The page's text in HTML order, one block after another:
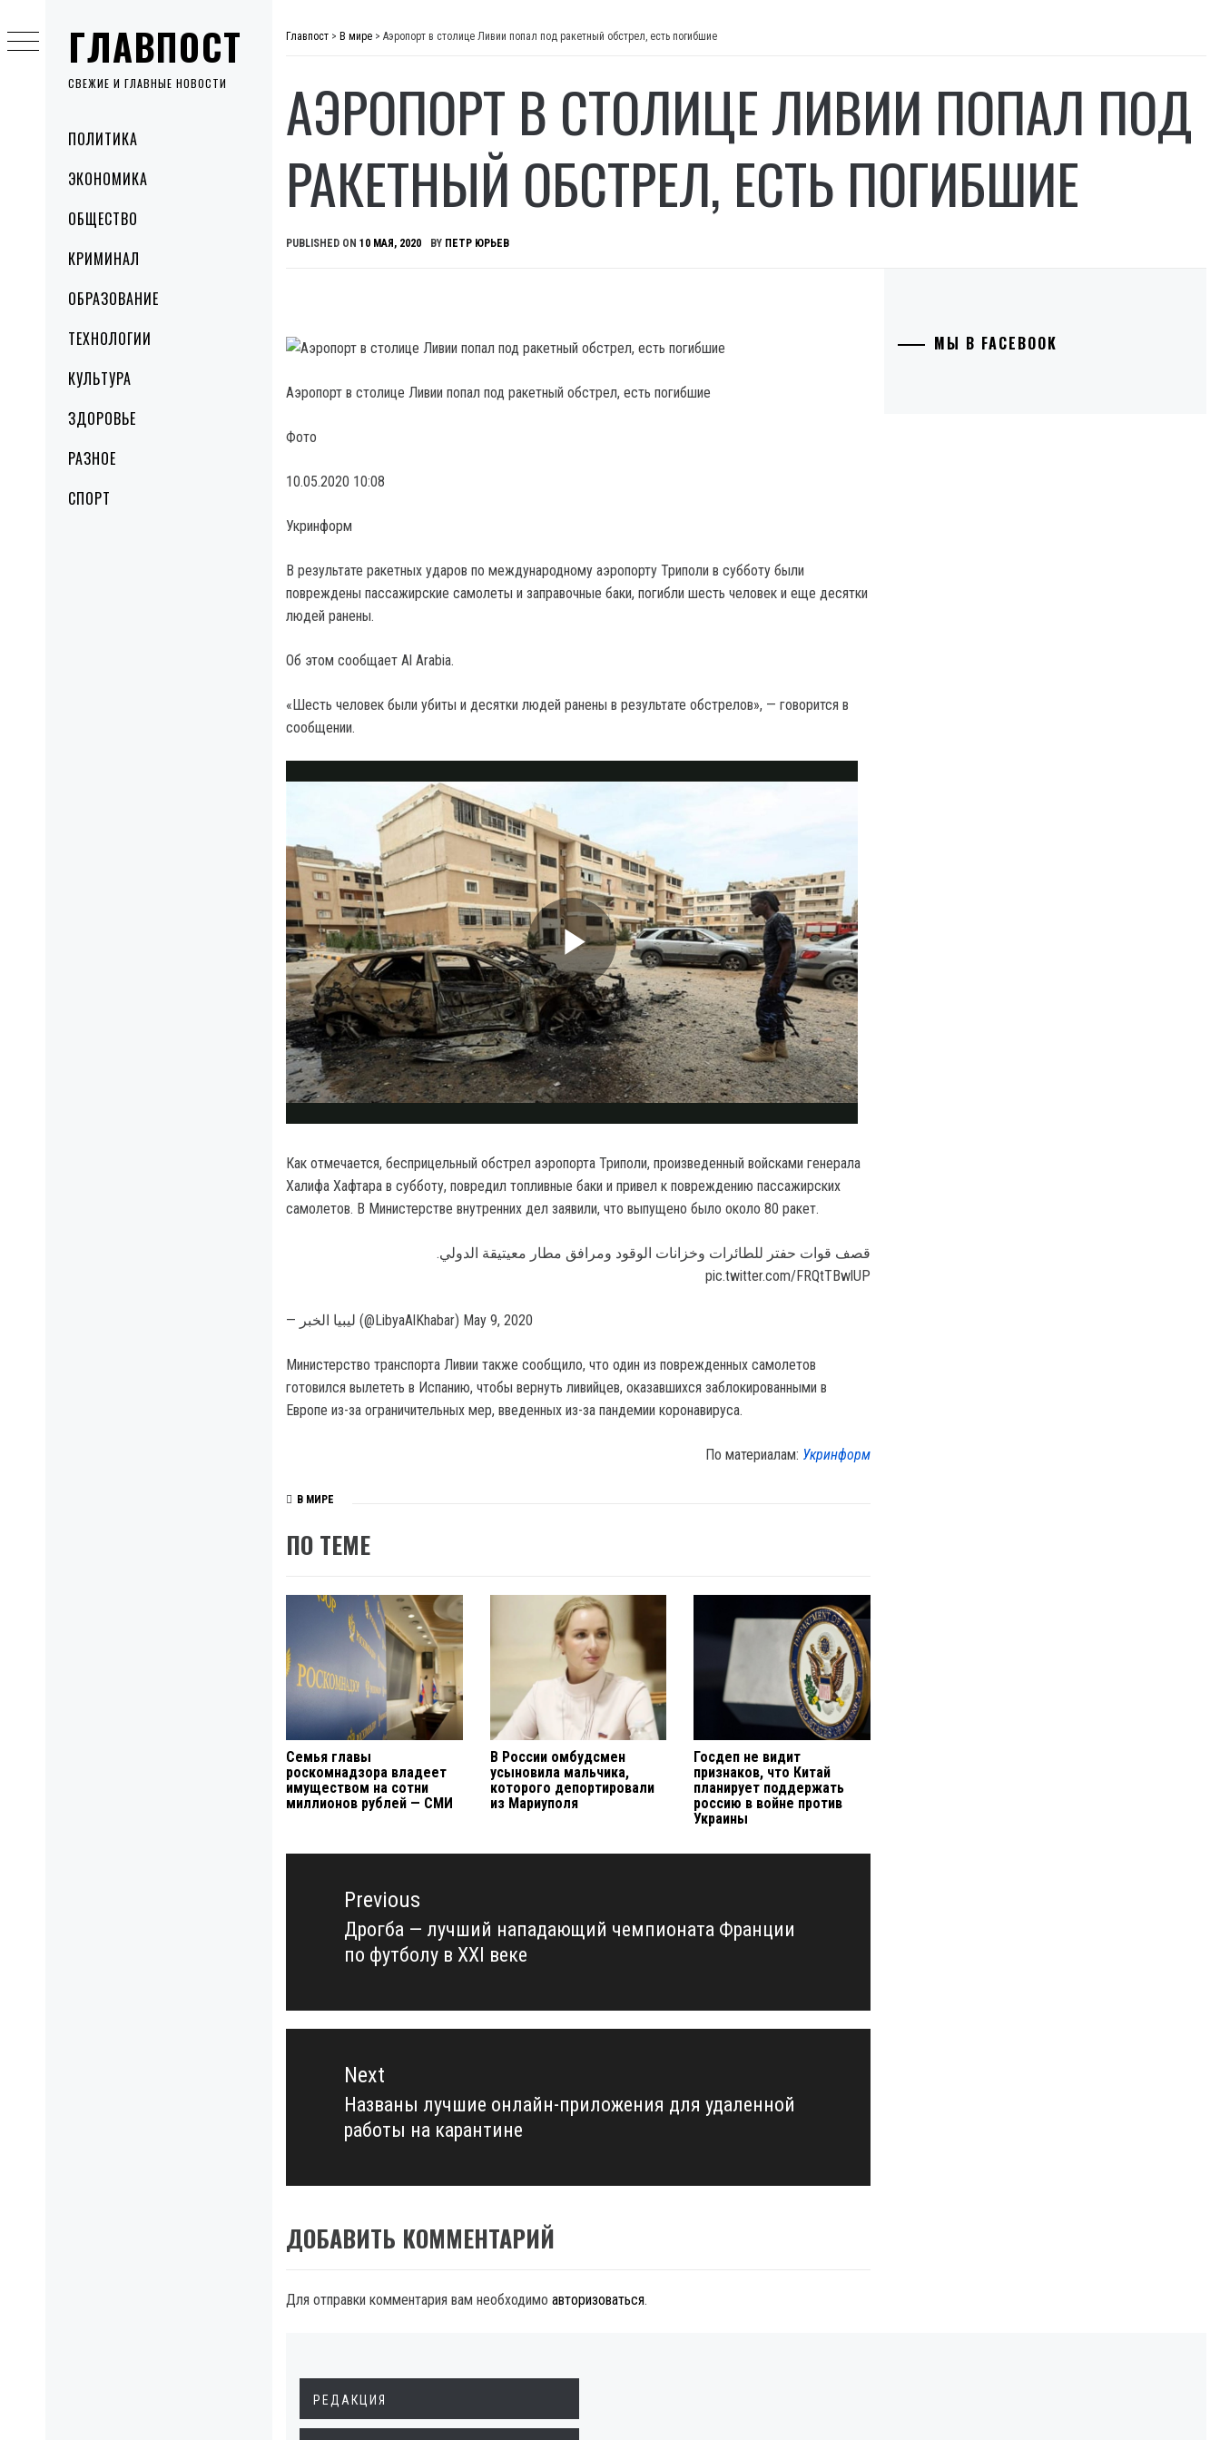
ГЛАВПОСТ
СВЕЖИЕ И ГЛАВНЫЕ НОВОСТИ
MenuПОЛИТИКА
ЭКОНОМИКА
ОБЩЕСТВО
КРИМИНАЛ
ОБРАЗОВАНИЕ
ТЕХНОЛОГИИ
КУЛЬТУРА
ЗДОРОВЬЕ
РАЗНОЕ
СПОРТ
to
content
Главпост > В мире > Аэропорт в столице Ливии попал под ракетный обстрел, есть погибшие
АЭРОПОРТ В СТОЛИЦЕ ЛИВИИ ПОПАЛ ПОД
РАКЕТНЫЙ ОБСТРЕЛ, ЕСТЬ ПОГИБШИЕ
PUBLISHED ON 10 МАЯ, 2020 BY ПЕТР ЮРЬЕВ
Аэропорт в столице Ливии попал под ракетный обстрел, есть погибшие
Фото
10.05.2020 10:08
Укринформ
В результате ракетных ударов по международному аэропорту Триполи в субботу были
повреждены пассажирские самолеты и заправочные баки, погибли шесть человек и еще десятки
людей ранены.
Об этом сообщает Al Arabia.
«Шесть человек были убиты и десятки людей ранены в результате обстрелов», — говорится в
сообщении.
Как отмечается, бесприцельный обстрел аэропорта Триполи, произведенный войсками генерала
Халифа Хафтара в субботу, повредил топливные баки и привел к повреждению пассажирских
самолетов. В Министерстве внутренних дел заявили, что выпущено было около 80 ракет.
قصف قوات حفتر للطائرات وخزانات الوقود ومرافق مطار معيتيقة الدولي.
pic.twitter.com/FRQtTBwlUP
— ليبيا الخبر (@LibyaAlKhabar) May 9, 2020
Министерство транспорта Ливии также сообщило, что один из поврежденных самолетов
готовился вылететь в Испанию, чтобы вернуть ливийцев, оказавшихся заблокированными в
Европе из-за ограничительных мер, введенных из-за пандемии коронавируса.
По материалам: Укринформ
В МИРЕ
ПО ТЕМЕ
Семья главы
роскомнадзора владеет
имуществом на сотни
миллионов рублей — СМИ
В России омбудсмен
усыновила мальчика,
которого депортировали
из Мариуполя
Госдеп не видит
признаков, что Китай
планирует поддержать
россию в войне против
Украины
Навигация
записямPrevious
Previous
post:
Дрогба — лучший нападающий чемпионата Франции
по футболу в XXI веке
Next
Next
post:
Названы лучшие онлайн-приложения для удаленной
работы на карантине
ДОБАВИТЬ КОММЕНТАРИЙ
Для отправки комментария вам необходимо авторизоваться.
МЫ В FACEBOOK
РЕДАКЦИЯ